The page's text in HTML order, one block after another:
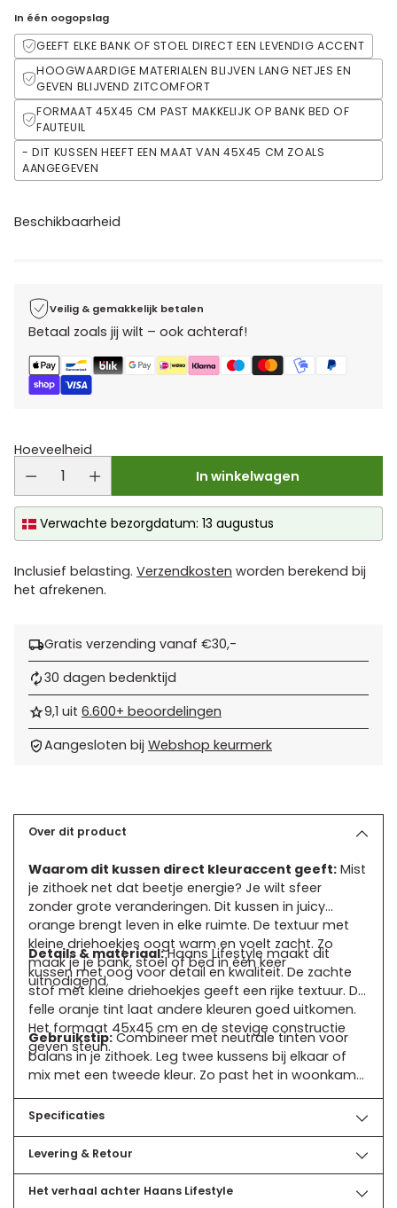
In één oogopslag
GEEFT ELKE BANK OF STOEL DIRECT EEN LEVENDIG ACCENT
HOOGWAARDIGE MATERIALEN BLIJVEN LANG NETJES EN
GEVEN BLIJVEND ZITCOMFORT
FORMAAT 45X45 CM PAST MAKKELIJK OP BANK BED OF
FAUTEUIL
- DIT KUSSEN HEEFT EEN MAAT VAN 45X45 CM ZOALS
AANGEGEVEN
Beschikbaarheid
Veilig & gemakkelijk betalen
Betaal zoals jij wilt – ook achteraf!
Hoeveelheid
In winkelwagen
Verwachte bezorgdatum: 13 augustus
Inclusief belasting. Verzendkosten worden berekend bij
het afrekenen.
Gratis verzending vanaf €30,-
30 dagen bedenktijd
9,1 uit 6.600+ beoordelingen
Aangesloten bij Webshop keurmerk
toevoegen
aan
winkelwagen
Over dit product
Waarom dit kussen direct kleuraccent geeft: Mist
je zithoek net dat beetje energie? Je wilt sfeer
zonder grote veranderingen. Dit kussen in juicy
orange brengt leven in elke ruimte. De textuur met
kleine driehoekjes oogt warm en voelt zacht. Zo
maak je je bank, stoel of bed in één keer
uitnodigend.
Details & materiaal:Haans Lifestyle maakt dit
kussen met oog voor detail en kwaliteit. De zachte
stof met kleine driehoekjes geeft een rijke textuur. De
felle oranje tint laat andere kleuren goed uitkomen.
Het formaat 45x45 cm en de stevige constructie
geven steun.
Gebruikstip:Combineer met neutrale tinten voor
balans in je zithoek. Leg twee kussens bij elkaar of
mix met een tweede kleur. Zo past het in woonkamer
Specificaties
Levering & Retour
Het verhaal achter Haans Lifestyle